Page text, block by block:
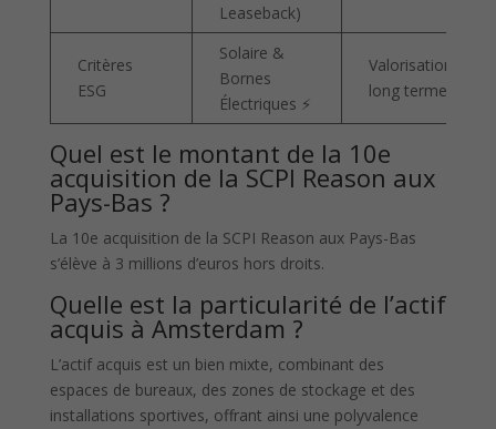
Leaseback)
Critères
ESG
Solaire &
Bornes
Électriques ⚡
Valorisation
long terme
Quel est le montant de la 10e
acquisition de la SCPI Reason aux
Pays-Bas ?
La 10e acquisition de la SCPI Reason aux Pays-Bas
s’élève à 3 millions d’euros hors droits.
Quelle est la particularité de l’actif
acquis à Amsterdam ?
L’actif acquis est un bien mixte, combinant des
espaces de bureaux, des zones de stockage et des
installations sportives, offrant ainsi une polyvalence